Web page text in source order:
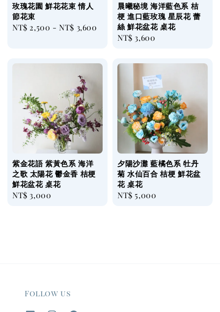
玫瑰花園 鮮花花束 情人
節花束
Regular
NT$ 2,500 -NT$ 3,600
晨曦秘境 海洋藍色系 桔
梗 進口藍玫瑰 星辰花 蕾
絲 鮮花盆花 桌花
Regular
NT$ 3,600
紫金花語 紫黃色系 海洋
之歌 太陽花 鬱金香 桔梗
鮮花盆花 桌花
Regular
NT$ 3,000
夕陽沙灘 藍橘色系 牡丹
菊 水仙百合 桔梗 鮮花盆
花 桌花
Regular
NT$ 5,000
Follow us